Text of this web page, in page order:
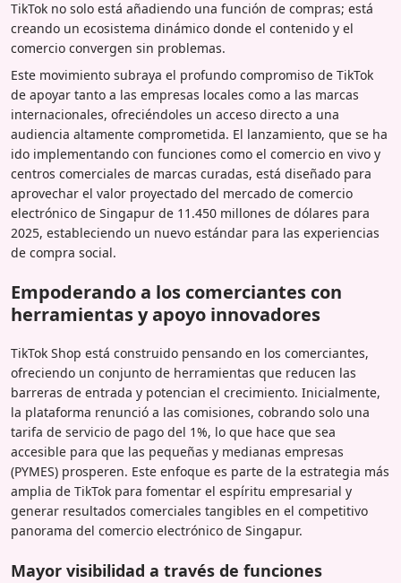
TikTok no solo está añadiendo una función de compras; está
creando un ecosistema dinámico donde el contenido y el
comercio convergen sin problemas.
Este movimiento subraya el profundo compromiso de TikTok
de apoyar tanto a las empresas locales como a las marcas
internacionales, ofreciéndoles un acceso directo a una
audiencia altamente comprometida. El lanzamiento, que se ha
ido implementando con funciones como el comercio en vivo y
centros comerciales de marcas curadas, está diseñado para
aprovechar el valor proyectado del mercado de comercio
electrónico de Singapur de 11.450 millones de dólares para
2025, estableciendo un nuevo estándar para las experiencias
de compra social.
Empoderando a los comerciantes con
herramientas y apoyo innovadores
TikTok Shop está construido pensando en los comerciantes,
ofreciendo un conjunto de herramientas que reducen las
barreras de entrada y potencian el crecimiento. Inicialmente,
la plataforma renunció a las comisiones, cobrando solo una
tarifa de servicio de pago del 1%, lo que hace que sea
accesible para que las pequeñas y medianas empresas
(PYMES) prosperen. Este enfoque es parte de la estrategia más
amplia de TikTok para fomentar el espíritu empresarial y
generar resultados comerciales tangibles en el competitivo
panorama del comercio electrónico de Singapur.
Mayor visibilidad a través de funciones